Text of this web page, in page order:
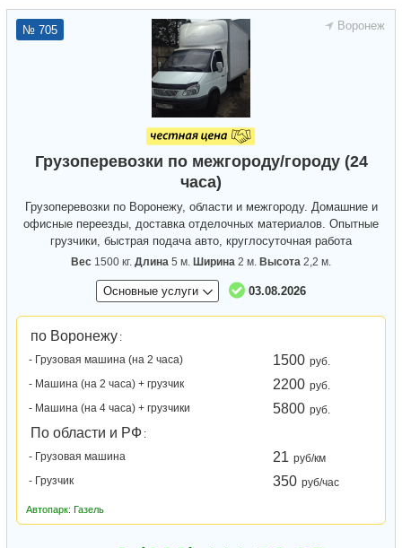
Воронеж
№ 705
Грузоперевозки по межгороду/городу (24
часа)
Грузоперевозки по Воронежу, области и межгороду. Домашние и
офисные переезды, доставка отделочных материалов. Опытные
грузчики, быстрая подача авто, круглосуточная работа
Вес 1500 кг. Длина 5 м. Ширина 2 м. Высота 2,2 м.
Основные услуги 03.08.2026
по Воронежу :
- Грузовая машина (на 2 часа)
1500 руб.
- Машина (на 2 часа) + грузчик
2200 руб.
- Машина (на 4 часа) + грузчики
5800 руб.
По области и РФ :
- Грузовая машина
21 руб/км
- Грузчик
350 руб/час
Автопарк: Газель